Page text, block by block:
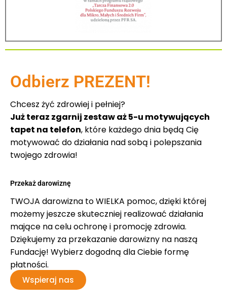
Odbierz PREZENT!
Chcesz żyć zdrowiej i pełniej?
Już teraz zgarnij zestaw aż 5-u motywujących
tapet na telefon, które każdego dnia będą Cię
motywować do działania nad sobą i polepszania
twojego zdrowia!
Przekaż darowiznę
TWOJA darowizna to WIELKA pomoc, dzięki której
możemy jeszcze skuteczniej realizować działania
mające na celu ochronę i promocję zdrowia.
Dziękujemy za przekazanie darowizny na naszą
Fundację! Wybierz dogodną dla Ciebie formę
płatności.
Wspieraj nas